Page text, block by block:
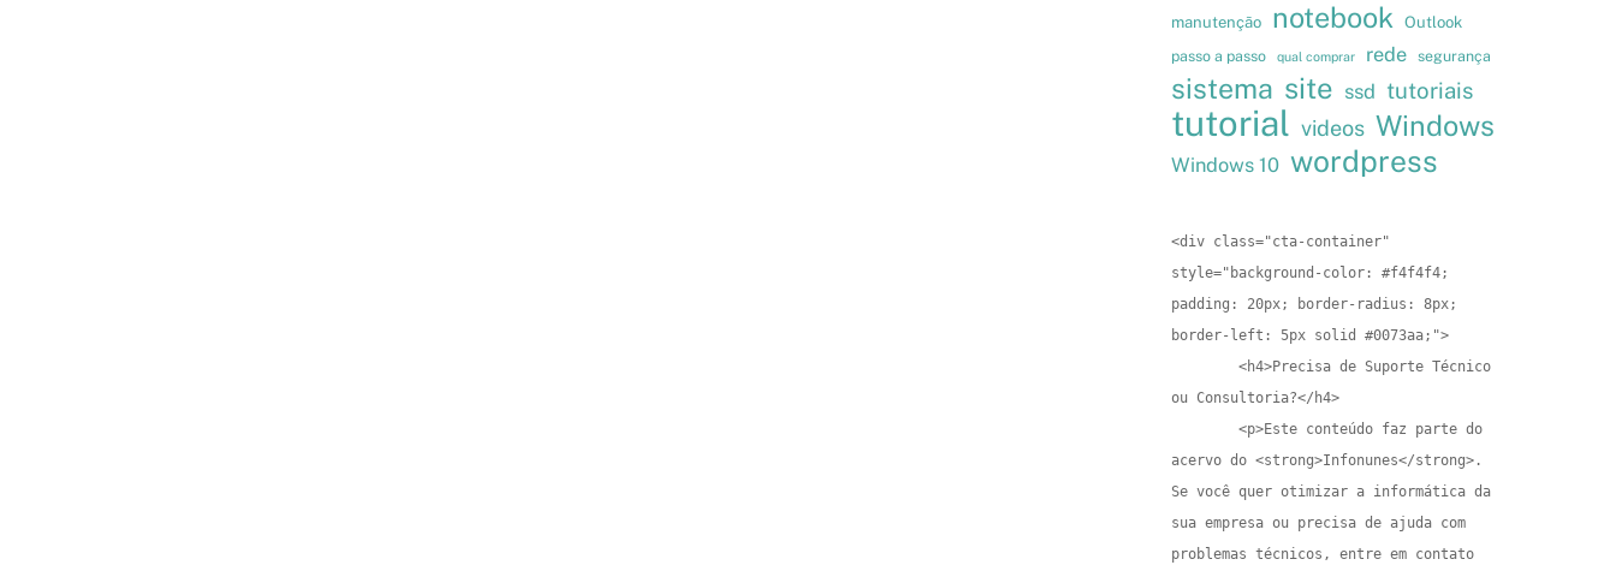
manutenção notebook
Outlook
passo a passo
qual comprar rede segurança
sistema site ssd tutoriais
tutorial videos Windows
Windows 10 wordpress
<div class="cta-container"
style="background-color: #f4f4f4;
padding: 20px; border-radius: 8px;
border-left: 5px solid #0073aa;">
ou Consultoria?</h4>
acervo do <strong>Infonunes</strong>.
Se você quer otimizar a informática da
sua empresa ou precisa de ajuda com
problemas técnicos, entre em contato